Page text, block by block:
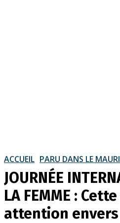
ACCUEIL PARU DANS LE
JOURNÉE
LA FEMME :
attention